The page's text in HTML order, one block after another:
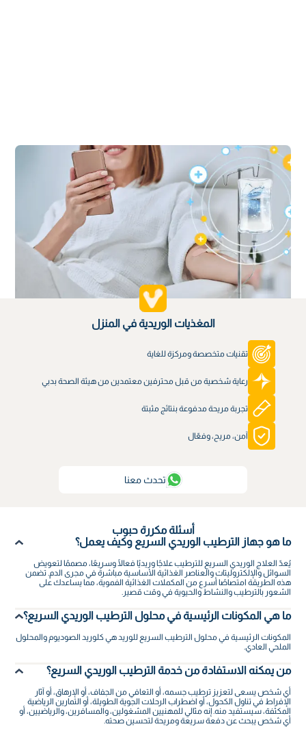
المغذيات الوريدية في المنزل
تقنيات متخصصة ومركزة للغاية
رعاية شخصية من قبل محترفين معتمدين من هيئة الصحة بدبي
تجربة مريحة مدفوعة بنتائج مثبتة
آمن، مريح، وفعّال
تحدث معنا
أسئلة مكررة حبوب
ما هو جهاز الترطيب الوريدي السريع وكيف يعمل؟
يُعدّ العلاج الوريدي السريع للترطيب علاجًا وريديًا فعالًا وسريعًا، مصممًا لتعويض
السوائل والإلكتروليتات والعناصر الغذائية الأساسية مباشرةً في مجرى الدم. تضمن
هذه الطريقة امتصاصًا أسرع من المكملات الغذائية الفموية، مما يساعدك على
الشعور بالترطيب والنشاط والحيوية في وقت قصير.
ما هي المكونات الرئيسية في محلول الترطيب الوريدي السريع؟
المكونات الرئيسية في محلول الترطيب السريع للوريد هي كلوريد الصوديوم والمحلول
الملحي العادي.
من يمكنه الاستفادة من خدمة الترطيب الوريدي السريع؟
أي شخص يسعى لتعزيز ترطيب جسمه، أو التعافي من الجفاف، أو الإرهاق، أو آثار
الإفراط في تناول الكحول، أو اضطراب الرحلات الجوية الطويلة، أو التمارين الرياضية
المكثفة، سيستفيد منه. إنه مثالي للمهنيين المشغولين، والمسافرين، والرياضيين، أو
أي شخص يبحث عن دفعة سريعة ومريحة لتحسين صحته.